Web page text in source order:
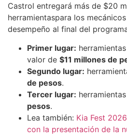
Castrol entregará más de $20
herramientaspara los
desempeño al final del
Primer lugar:
valor de $11 millones de
Segundo lugar:
de pesos.
Tercer lugar:
pesos.
Lea también: Kia Fest
con la presentación de la